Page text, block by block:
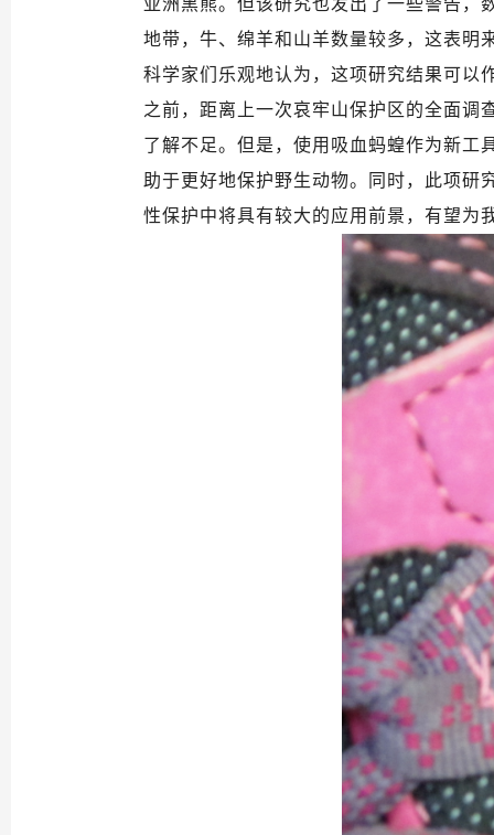
亚洲黑熊。但该研究也发出了一些警告，
地带，牛、绵羊和山羊数量较多，这表明
科学家们乐观地认为，这项研究结果可以
之前，距离上一次哀牢山保护区的全面调
了解不足。但是，使用吸血蚂蝗作为新工
助于更好地保护野生动物。同时，此项研
性保护中将具有较大的应用前景，有望为